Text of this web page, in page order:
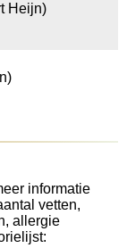
Heijn)
informatie
vetten,
allergie